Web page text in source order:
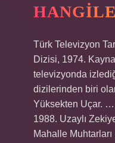
Türk Televizyon
Dizisi, 1974.
televizyonda
dizilerinden biri
Yüksekten Uçar.
1988. Uzaylı
Mahalle